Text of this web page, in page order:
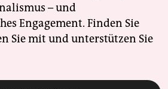
– und
Engagement. Finden Sie
Sie mit und unterstützen Sie